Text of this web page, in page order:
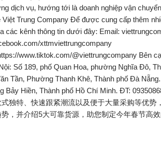
独特、快速跟紧潮流以及便于大量采购等优势
，并介绍5大可靠货源，助您制定今年春节高效